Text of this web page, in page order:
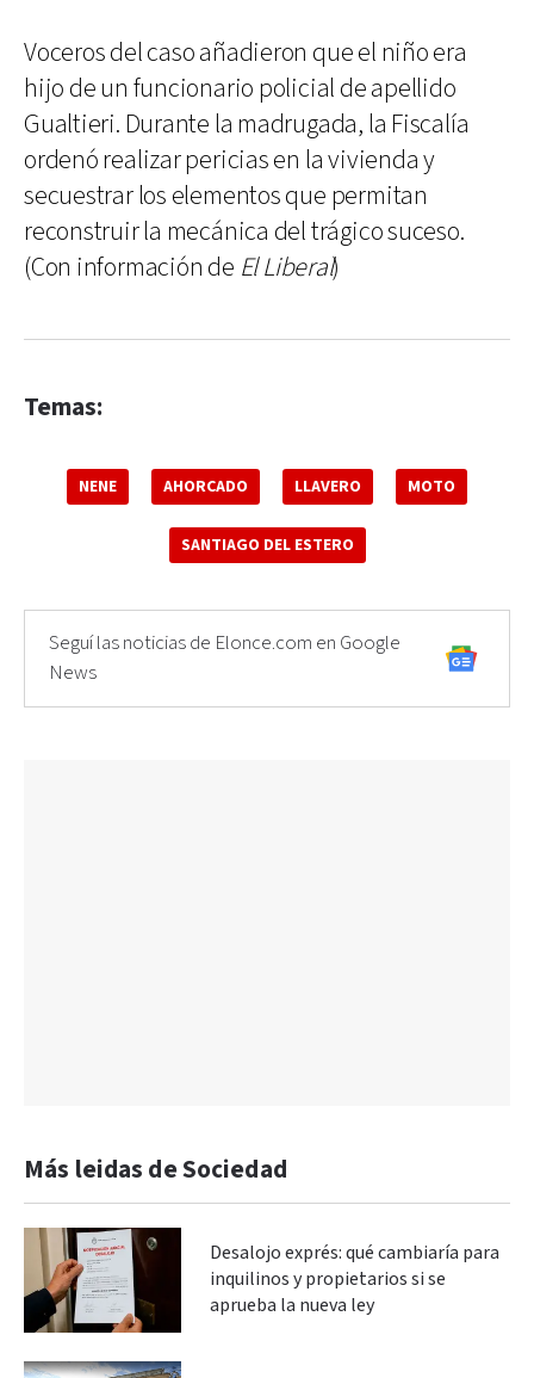
Voceros del caso añadieron que el niño era
hijo de un funcionario policial de apellido
Gualtieri. Durante la madrugada, la Fiscalía
ordenó realizar pericias en la vivienda y
secuestrar los elementos que permitan
reconstruir la mecánica del trágico suceso.
(Con información de El Liberal)
Temas:
NENE AHORCADO LLAVERO MOTO
SANTIAGO DEL ESTERO
Seguí las noticias de Elonce.com en Google
News
Más leidas de Sociedad
Desalojo exprés: qué cambiaría para
inquilinos y propietarios si se
aprueba la nueva ley